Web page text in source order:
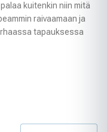
kuitenkin niin mitä
raivaamaan ja
tapauksessa